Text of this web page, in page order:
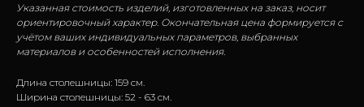
Указанная стоимость изделий, изготовленных на заказ, носит
ориентировочный характер. Окончательная цена формируется с
учётом ваших индивидуальных параметров, выбранных
материалов и особенностей исполнения.
Длина столешницы: 159 см.
Ширина столешницы: 52 - 63 см.